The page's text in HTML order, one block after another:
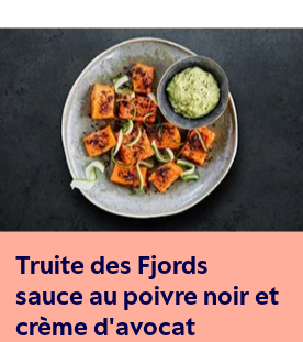
Truite des Fjords
sauce au poivre noir et
crème d'avocat